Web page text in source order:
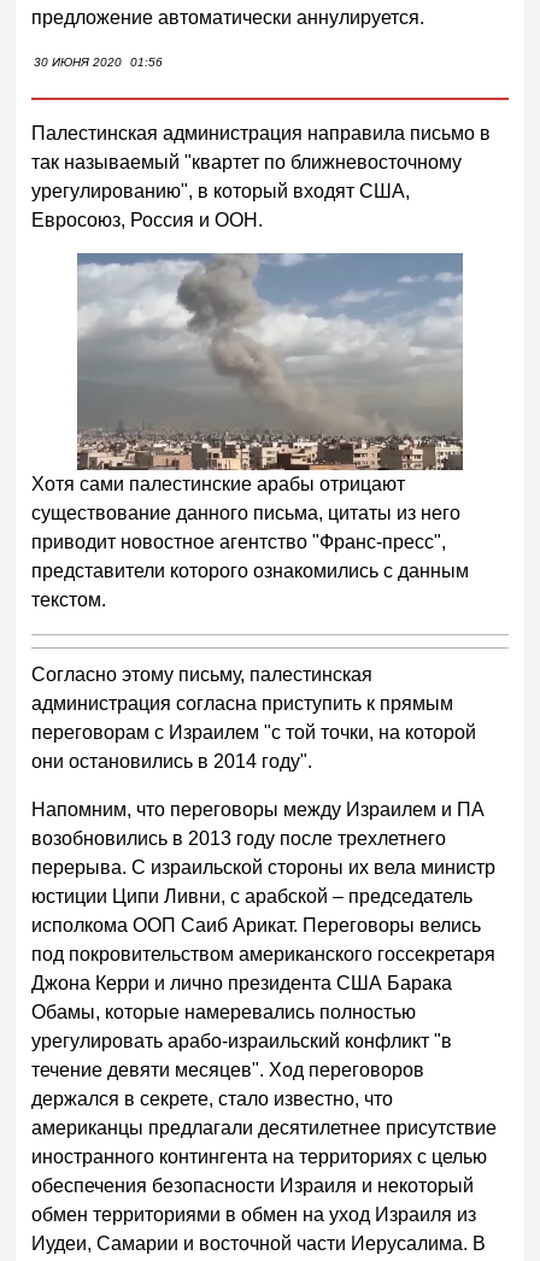
предложение автоматически аннулируется.
30 ИЮНЯ 2020 01:56
Палестинская администрация направила письмо в
так называемый "квартет по ближневосточному
урегулированию", в который входят США,
Евросоюз, Россия и ООН.
Хотя сами палестинские арабы отрицают
существование данного письма, цитаты из него
приводит новостное агентство "Франс-пресс",
представители которого ознакомились с данным
текстом.
Согласно этому письму, палестинская
администрация согласна приступить к прямым
переговорам с Израилем "с той точки, на которой
они остановились в 2014 году".
Напомним, что переговоры между Израилем и ПА
возобновились в 2013 году после трехлетнего
перерыва. С израильской стороны их вела министр
юстиции Ципи Ливни, с арабской – председатель
исполкома ООП Саиб Арикат. Переговоры велись
под покровительством американского госсекретаря
Джона Керри и лично президента США Барака
Обамы, которые намеревались полностью
урегулировать арабо-израильский конфликт "в
течение девяти месяцев". Ход переговоров
держался в секрете, стало известно, что
американцы предлагали десятилетнее присутствие
иностранного контингента на территориях с целью
обеспечения безопасности Израиля и некоторый
обмен территориями в обмен на уход Израиля из
Иудеи, Самарии и восточной части Иерусалима. В